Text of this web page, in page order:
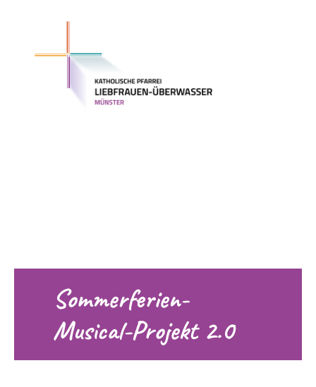
Sommerferien-
Musical-Projekt 2.0